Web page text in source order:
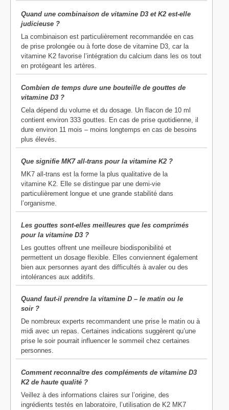
Quand une combinaison de vitamine D3 et K2 est‑elle
judicieuse ?
La combinaison est particulièrement recommandée en cas
de prise prolongée ou à forte dose de vitamine D3, car la
vitamine K2 favorise l’intégration du calcium dans les os tout
en protégeant les artères.
Combien de temps dure une bouteille de gouttes de
vitamine D3 ?
Cela dépend du volume et du dosage. Un flacon de 10 ml
contient environ 333 gouttes. En cas de prise quotidienne, il
dure environ 11 mois – moins longtemps en cas de besoins
plus élevés.
Que signifie MK7 all‑trans pour la vitamine K2 ?
MK7 all‑trans est la forme la plus qualitative de la
vitamine K2. Elle se distingue par une demi‑vie
particulièrement longue et une grande stabilité dans
l’organisme.
Les gouttes sont‑elles meilleures que les comprimés
pour la vitamine D3 ?
Les gouttes offrent une meilleure biodisponibilité et
permettent un dosage flexible. Elles conviennent également
bien aux personnes ayant des difficultés à avaler ou des
intolérances aux additifs.
Quand faut‑il prendre la vitamine D – le matin ou le
soir ?
De nombreux experts recommandent une prise le matin ou à
midi avec un repas. Certaines indications suggèrent qu’une
prise le soir pourrait influencer le sommeil chez certaines
personnes.
Comment reconnaître des compléments de vitamine D3
K2 de haute qualité ?
Veillez à des informations claires sur l’origine, des
ingrédients testés en laboratoire, l’utilisation de K2 MK7